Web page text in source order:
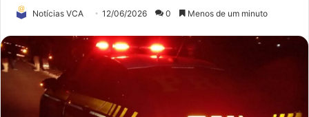
Notícias VCA 12/06/2026 0 Menos de um minuto